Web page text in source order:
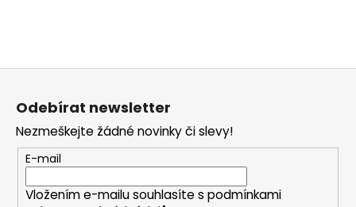
Z
Odebírat newsletter
Nezmeškejte žádné novinky či slevy!
E-mail
Vložením e-mailu souhlasíte s podmínkami